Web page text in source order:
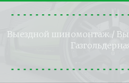
Выездной шиномонтаж /